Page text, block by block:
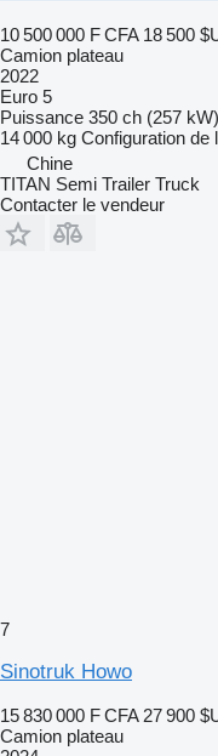
10 500 000 F CFA 18 500
Camion plateau
2022
Euro 5
Puissance 350 ch (257 kW)
14 000 kg Configuration de
Chine
TITAN Semi Trailer Truck
Contacter le vendeur
7
Sinotruk Howo
15 830 000 F CFA 27 900
Camion plateau